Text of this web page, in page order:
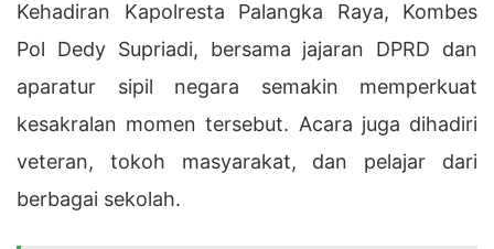
Kehadiran Kapolresta Palangka Raya, Kombes
Pol Dedy Supriadi, bersama jajaran DPRD dan
aparatur sipil negara semakin memperkuat
kesakralan momen tersebut. Acara juga dihadiri
veteran, tokoh masyarakat, dan pelajar dari
berbagai sekolah.